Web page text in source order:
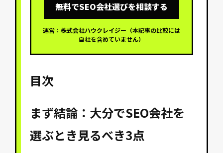
無料でSEO会社選びを相談する
運営：株式会社ハウクレイジー（本記事の比較には
自社を含めていません）
目次
まず結論：大分でSEO会社を
選ぶとき見るべき3点